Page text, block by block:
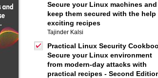
Secure your Linux machines and
keep them secured with the help
exciting recipes
Tajinder Kalsi
Practical Linux Security
Secure your Linux environment
from modern-day attacks with
practical recipes - Second